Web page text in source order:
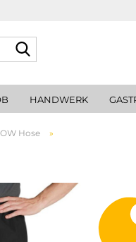
HANDWERK
OW Hose
»